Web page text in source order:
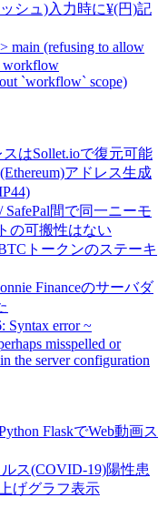
シュ)入力時に¥(円)記
main (refusing to allow
workflow
`workflow` scope)
スはSollet.ioで復元可能
アドレス生成
SafePal間で同一ニーモ
の可搬性はない
トークンのステーキ
Financeのサーバダ
Syntax error ~
misspelled or
the server configuration
FlaskでWeb動画ス
ス(COVID-19)陽性患
げグラフ表示